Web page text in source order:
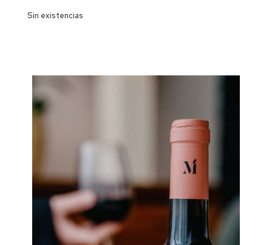
Sin existencias